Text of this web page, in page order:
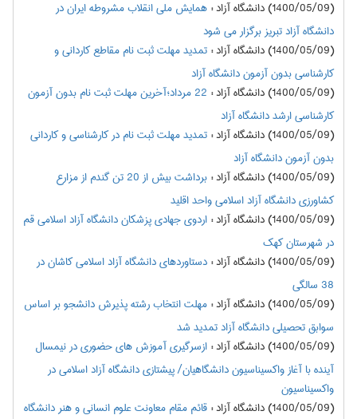
(1400/05/09) دانشگاه آزاد :همایش ملی انقلاب مشروطه ایران در
دانشگاه آزاد تبریز برگزار می شود
(1400/05/09) دانشگاه آزاد
:تمدید مهلت ثبت نام مقاطع کاردانی و
کارشناسی بدون آزمون دانشگاه آزاد
(1400/05/09) دانشگاه آزاد
:
22 مرداد؛آخرین مهلت ثبت نام بدون آزمون
کارشناسی ارشد دانشگاه آزاد
(1400/05/09) دانشگاه آزاد
:تمدید مهلت ثبت نام در کارشناسی و کاردانی
بدون آزمون دانشگاه آزاد
(1400/05/09) دانشگاه آزاد
:
برداشت بیش از 20 تن گندم از مزارع
کشاورزی دانشگاه آزاد اسلامی واحد اقلید
(1400/05/09) دانشگاه آزاد
:اردوی جهادی پزشکان دانشگاه آزاد اسلامی قم
در شهرستان کهک
(1400/05/09) دانشگاه آزاد
:دستاوردهای دانشگاه آزاد اسلامی کاشان در
38 سالگی
(1400/05/09) دانشگاه آزاد
:مهلت انتخاب رشته پذیرش دانشجو بر اساس
سوابق تحصیلی دانشگاه آزاد تمدید شد
(1400/05/09) دانشگاه آزاد
:ازسرگیری آموزش های حضوری در نیمسال
آینده با آغاز واکسیناسیون دانشگاهیان/ پیشتازی دانشگاه آزاد اسلامی در
واکسیناسیون
(1400/05/09) دانشگاه آزاد
:قائم مقام معاونت علوم انسانی و هنر دانشگاه